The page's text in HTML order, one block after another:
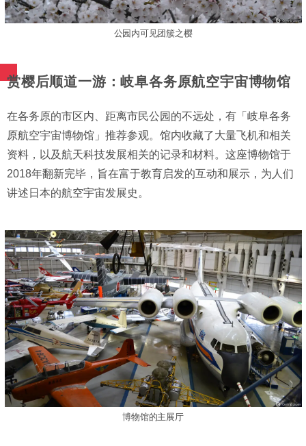
公园内可见团簇之樱
赏樱后顺道一游：岐阜各务原航空宇宙博物馆
在各务原的市区内、距离市民公园的不远处，有「岐阜各务
原航空宇宙博物馆」推荐参观。馆内收藏了大量飞机和相关
资料，以及航天科技发展相关的记录和材料。这座博物馆于
2018年翻新完毕，旨在富于教育启发的互动和展示，为人们
讲述日本的航空宇宙发展史。
博物馆的主展厅